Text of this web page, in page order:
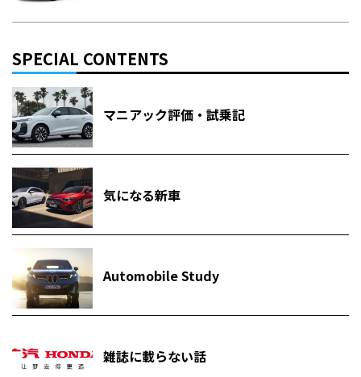
SPECIAL CONTENTS
マニアック評価・試乗記
気になる新車
Automobile Study
雑誌に載らない話